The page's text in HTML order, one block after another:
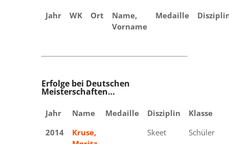
Jahr WK Ort
Name,
Vorname
Medaille
Erfolge bei Deutschen
Meisterschaften…
Jahr Name Medaille Disziplin
Klasse
2014
Kruse,
Skeet Schüler